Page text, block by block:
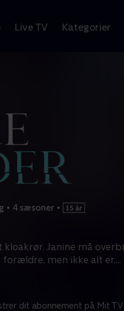
Live TV Kategorier
• 4 sæsoner •
kloakrør. Janine må
men ikke alt er,...
dit abonnement på Mit TV